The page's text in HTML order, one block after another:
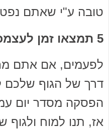
טובה ע"י שאתם
5 תמצאו זמן לעצמכם
לפעמים, אם אתם
דרך של הגוף שלכם
הפסקה מסדר יום
אז, תנו למוח